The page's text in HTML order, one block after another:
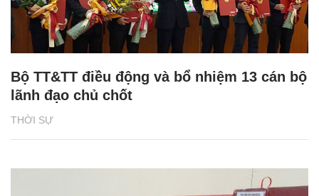
THỜI SỰ
Bộ TT&TT điều động và bổ nhiệm 13 cán bộ
lãnh đạo chủ chốt